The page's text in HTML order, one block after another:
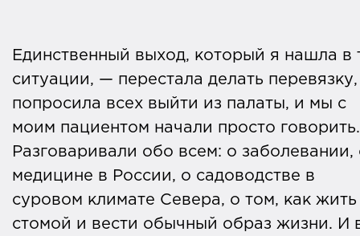
Единственный выход, который я нашла в
ситуации, — перестала делать перевязку,
попросила всех выйти из палаты, и мы с
моим пациентом начали просто говорить.
Разговаривали обо всем: о заболевании,
медицине в России, о садоводстве в
суровом климате Севера, о том, как жить
стомой и вести обычный образ жизни. И